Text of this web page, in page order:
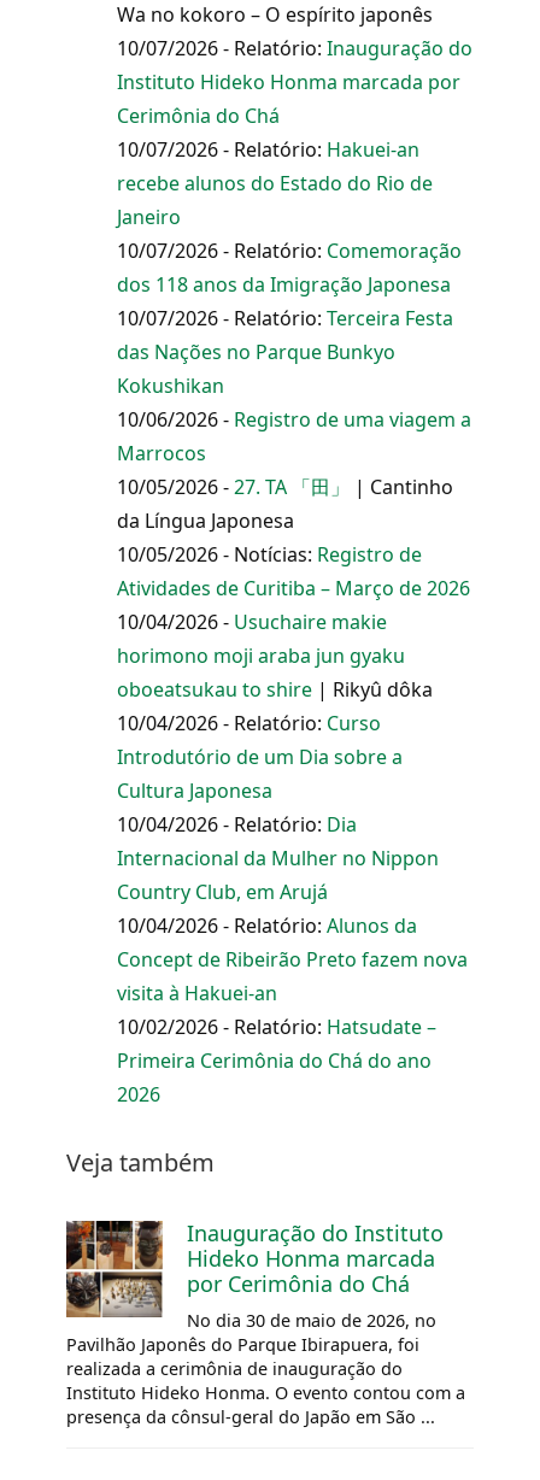
Wa no kokoro – O espírito japonês
10/07/2026 - Relatório: Inauguração do
Instituto Hideko Honma marcada por
Cerimônia do Chá
10/07/2026 - Relatório: Hakuei-an
recebe alunos do Estado do Rio de
Janeiro
10/07/2026 - Relatório: Comemoração
dos 118 anos da Imigração Japonesa
10/07/2026 - Relatório: Terceira Festa
das Nações no Parque Bunkyo
Kokushikan
10/06/2026 - Registro de uma viagem a
Marrocos
10/05/2026 -27. TA 「田」
| Cantinho
da Língua Japonesa
10/05/2026 - Notícias: Registro de
Atividades de Curitiba – Março de 2026
10/04/2026 - Usuchaire makie
horimono moji araba jun gyaku
oboeatsukau to shire | Rikyû dôka
10/04/2026 - Relatório: Curso
Introdutório de um Dia sobre a
Cultura Japonesa
10/04/2026 - Relatório: Dia
Internacional da Mulher no Nippon
Country Club, em Arujá
10/04/2026 - Relatório: Alunos da
Concept de Ribeirão Preto fazem nova
visita à Hakuei-an
10/02/2026 - Relatório: Hatsudate –
Primeira Cerimônia do Chá do ano
2026
Veja também
Inauguração do Instituto
Hideko Honma marcada
por Cerimônia do Chá
No dia 30 de maio de 2026, no
Pavilhão Japonês do Parque Ibirapuera, foi
realizada a cerimônia de inauguração do
Instituto Hideko Honma. O evento contou com a
presença da cônsul-geral do Japão em São ...